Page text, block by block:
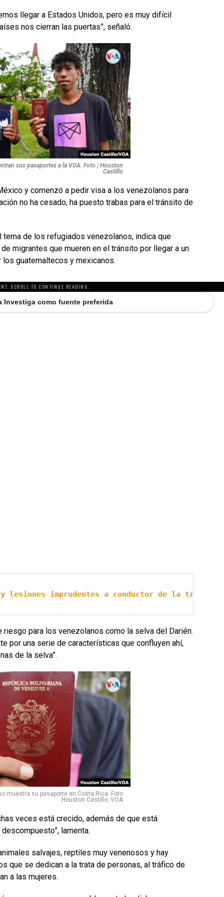
llegar a Estados Unidos, pero es muy difícil
nos cierran las puertas”, señaló.
sus pasaportes a la VOA. Foto | Houston
Castillo
y comenzó a pedir visa a los venezolanos para
no ha cesado, ha puesto trabas para el tránsito de
tema de los refugiados venezolanos, indica que
migrantes que mueren en el tránsito por llegar a un
guatemaltecos y mexicanos.
SCROLL TO CONTINUE READING.
Investiga como fuente preferida
lesiones imprudentes a conductor de la tragedia
para los venezolanos como la selva del Darién.
por una serie de características que confluyen ahí,
de la selva”.
muestra su pasaporte en Costa Rica. Foto
Houston Castillo, VOA
veces está crecido, además de que está
lamenta.
salvajes, reptiles muy venenosos y hay
que se dedican a la trata de personas, al tráfico de
a las mujeres.